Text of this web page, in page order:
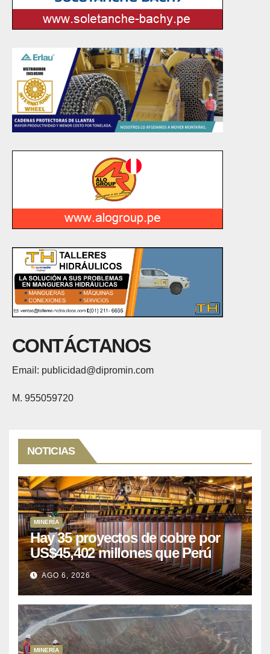
CONTÁCTANOS
Email: publicidad@dipromin.com
M. 955059720
NOTICIAS
MINERÍA
Hay 35 proyectos de cobre por
US$45,402 millones que Perú
puede aprovechar
AGO 6, 2026
MINERÍA